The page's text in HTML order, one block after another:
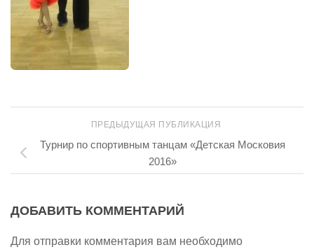
ПРЕДЫДУЩАЯ ПУБЛИКАЦИЯ
Турнир по спортивным танцам «Детская Московия
2016»
ДОБАВИТЬ КОММЕНТАРИЙ
Для отправки комментария вам необходимо